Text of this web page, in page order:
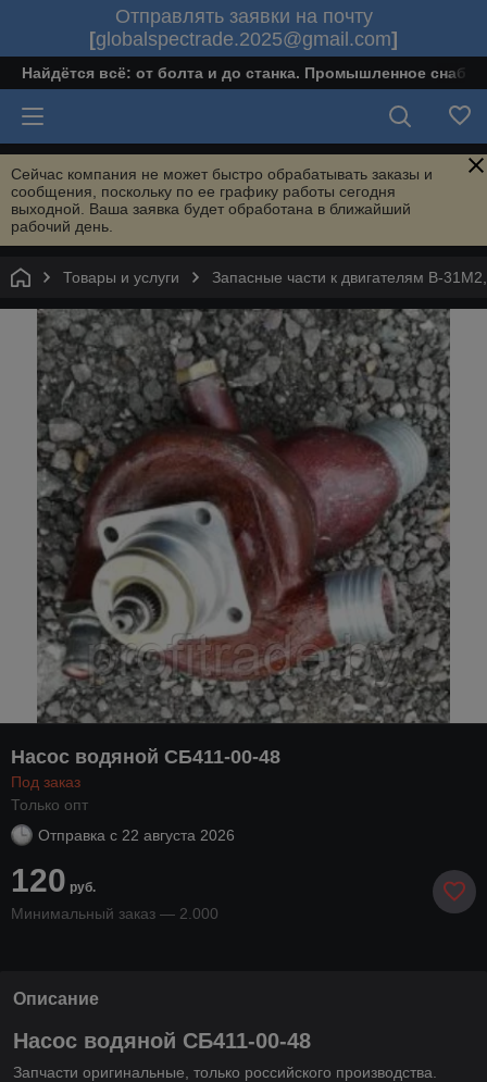
Отправлять заявки на почту
[globalspectrade.2025@gmail.com]
Найдётся всё: от болта и до станка. Промышленное
Сейчас компания не может быстро обрабатывать заказы и
сообщения, поскольку по ее графику работы сегодня
выходной. Ваша заявка будет обработана в ближайший
рабочий день.
Товары и услуги Запасные части к двигателям В-
Насос водяной СБ411-00-48
Под заказ
Только опт
Отправка с 22 августа 2026
120 руб.
Минимальный заказ — 2.000
Описание
Насос водяной СБ411-00-48
Запчасти оригинальные, только российского производства.